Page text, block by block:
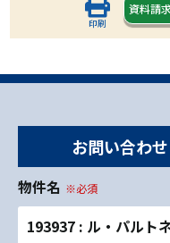
印刷
資料請求
お問い合わ
物件名 ※必須
193937 : ル・パルト